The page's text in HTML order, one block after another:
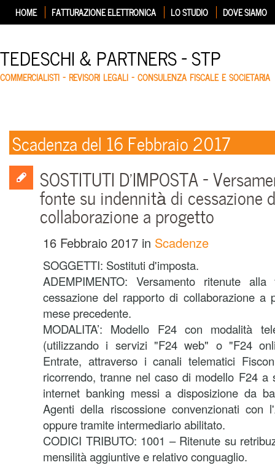
HOME FATTURAZIONE ELETTRONICA LO STUDIO DOVE SIAMO
TEDESCHI & PARTNERS – STP
COMMERCIALISTI – REVISORI LEGALI – CONSULENZA FISCALE E SOCIETARIA
Scadenza del 16 Febbraio 2017
SOSTITUTI D’IMPOSTA –
fonte su indennità di cessazione
collaborazione a progetto
16 Febbraio 2017 in Scadenze
SOGGETTI: Sostituti d'imposta.
ADEMPIMENTO: Versamento ritenute
cessazione del rapporto di collaborazione a
mese precedente.
MODALITA’: Modello F24 con modalità
(utilizzando i servizi "F24 web" o "F24
Entrate, attraverso i canali telematici
ricorrendo, tranne nel caso di modello F24
internet banking messi a disposizione da
Agenti della riscossione convenzionati con
oppure tramite intermediario abilitato.
CODICI TRIBUTO: 1001 – Ritenute su
mensilità aggiuntive e relativo conguaglio.